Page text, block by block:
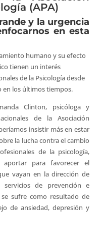
(APA)
y la urgencia
en esta
humano y su efecto
tienen un interés
de la Psicología desde
en los últimos tiempos.
Clinton, psicóloga y
de la Asociación
insistir más en estar
la lucha contra el cambio
de la psicología,
aportar para favorecer el
vayan en la dirección de
de prevención e
sufre como resultado de
de ansiedad, depresión y